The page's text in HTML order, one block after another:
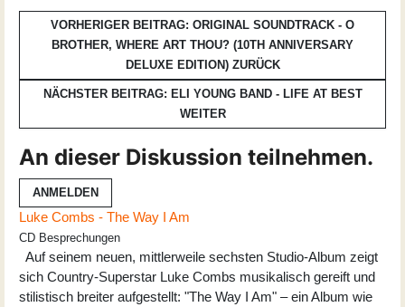
VORHERIGER BEITRAG: ORIGINAL SOUNDTRACK - O
BROTHER, WHERE ART THOU? (10TH ANNIVERSARY
DELUXE EDITION) ZURÜCK
NÄCHSTER BEITRAG: ELI YOUNG BAND - LIFE AT BEST
WEITER
An dieser Diskussion teilnehmen.
ANMELDEN
Luke Combs - The Way I Am
CD Besprechungen
Auf seinem neuen, mittlerweile sechsten Studio-Album zeigt
sich Country-Superstar Luke Combs musikalisch gereift und
stilistisch breiter aufgestellt: "The Way I Am" – ein Album wie